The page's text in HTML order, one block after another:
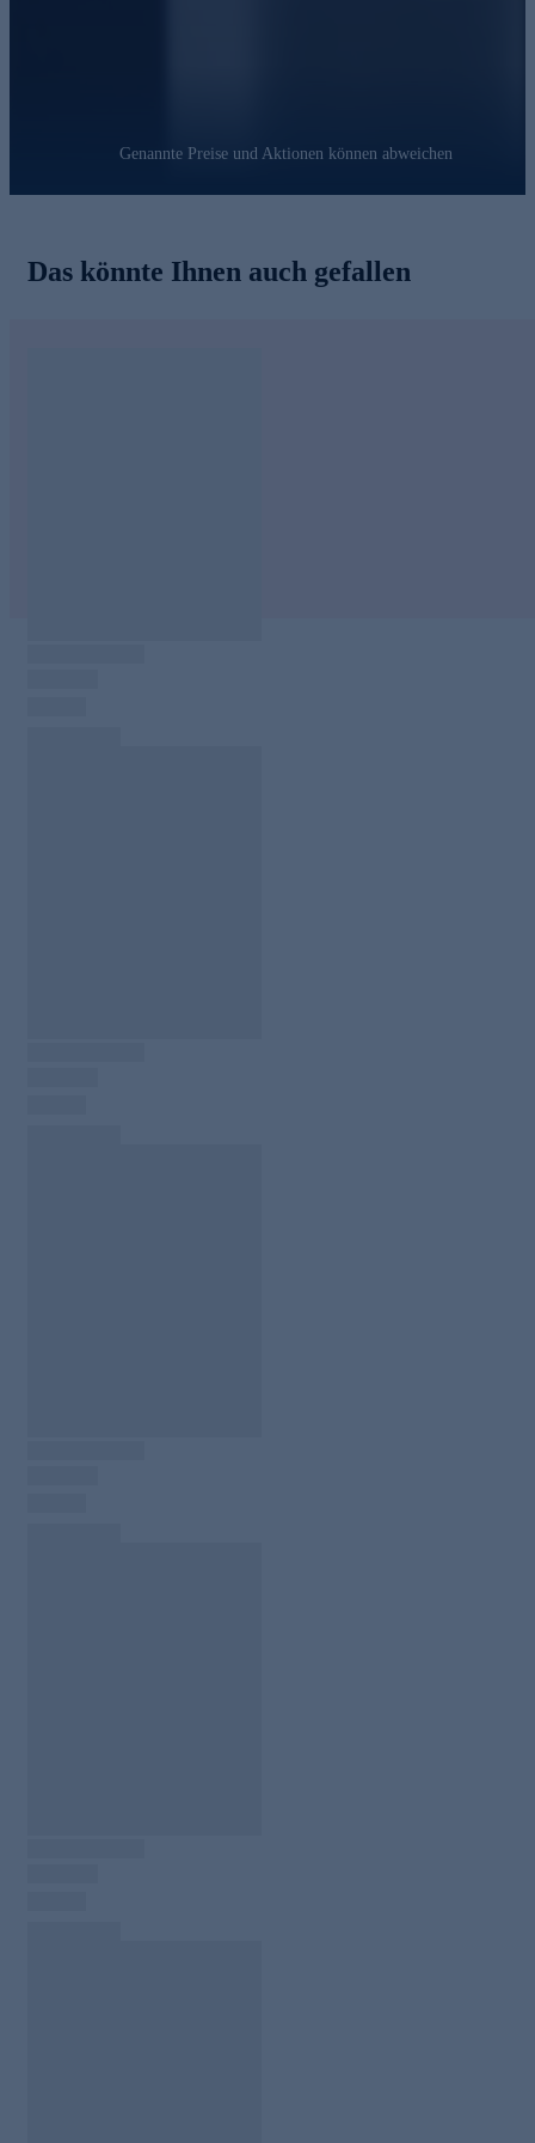
Genannte Preise und Aktionen können abweichen
Das könnte Ihnen auch gefallen